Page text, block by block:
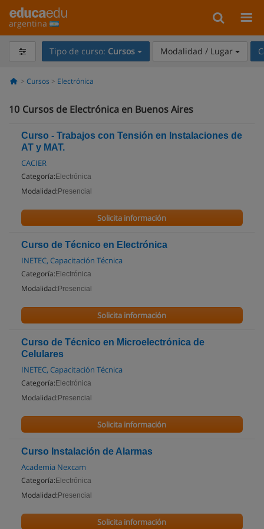
argentina
Tipo de curso: Cursos Modalidad / Lugar
Cursos Electrónica
10 Cursos de Electrónica en Buenos Aires
Curso - Trabajos con Tensión en Instalaciones de
AT y MAT.
CACIER
Categoría: Electrónica
Modalidad: Presencial
Solicita información
Curso de Técnico en Electrónica
INETEC, Capacitación Técnica
Categoría: Electrónica
Modalidad: Presencial
Solicita información
Curso de Técnico en Microelectrónica de
Celulares
INETEC, Capacitación Técnica
Categoría: Electrónica
Modalidad: Presencial
Solicita información
Curso Instalación de Alarmas
Academia Nexcam
Categoría: Electrónica
Modalidad: Presencial
Solicita información